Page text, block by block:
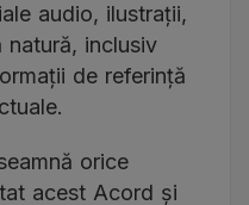
audio, ilustrații,
natură, inclusiv
de referință
orice
acest Acord și